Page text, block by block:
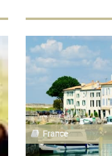
France